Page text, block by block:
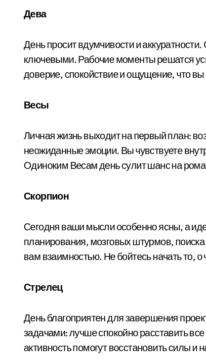
Дева
День просит вдумчивости и
ключевыми. Рабочие моменты решатся
доверие, спокойствие и ощущение, что вы
Весы
Личная жизнь выходит на первый план:
неожиданные эмоции. Вы чувствуете
Одиноким Весам день сулит шанс на
Скорпион
Сегодня ваши мысли особенно ясны, а
планирования, мозговых штурмов,
вам взаимностью. Не бойтесь начать то,
Стрелец
День благоприятен для завершения
задачами: лучше спокойно расставить
активность помогут восстановить силы и